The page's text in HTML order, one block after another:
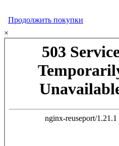
Продолжить покупки
×